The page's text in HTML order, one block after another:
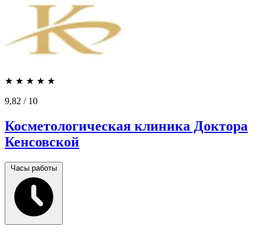
★ ★ ★ ★ ★
9,82 / 10
Косметологическая клиника Доктора
Кенсовской
Часы работы